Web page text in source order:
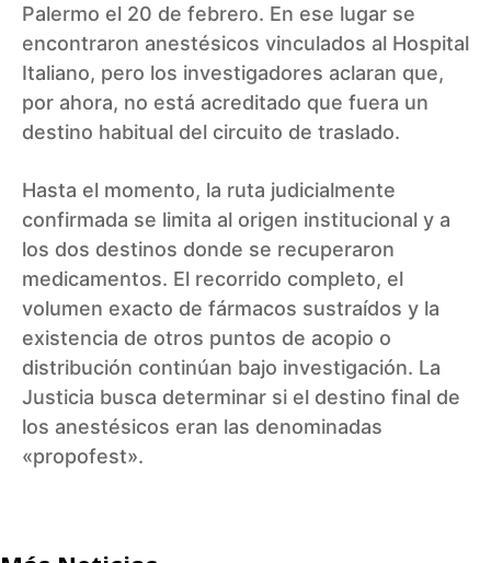
Palermo el 20 de febrero. En ese lugar se
encontraron anestésicos vinculados al Hospital
Italiano, pero los investigadores aclaran que,
por ahora, no está acreditado que fuera un
destino habitual del circuito de traslado.
Hasta el momento, la ruta judicialmente
confirmada se limita al origen institucional y a
los dos destinos donde se recuperaron
medicamentos. El recorrido completo, el
volumen exacto de fármacos sustraídos y la
existencia de otros puntos de acopio o
distribución continúan bajo investigación. La
Justicia busca determinar si el destino final de
los anestésicos eran las denominadas
«propofest».